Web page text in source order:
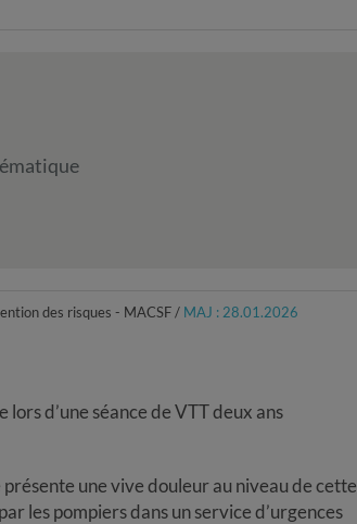
des risques - MACSF / MAJ : 28.01.2026
d’une séance de VTT deux ans
une vive douleur au niveau de cette
les pompiers dans un service d’urgences